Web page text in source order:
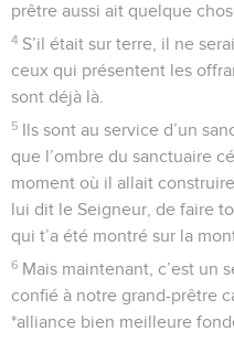
prêtre aussi ait quelque
4 S’il était sur terre, il ne
ceux qui présentent les
sont déjà là.
5 Ils sont au service d’un
que l’ombre du sanctuaire
moment où il allait
lui dit le Seigneur, de faire
qui t’a été montré sur la
6 Mais maintenant, c’est un
confié à notre grand-prêtre
*alliance bien meilleure